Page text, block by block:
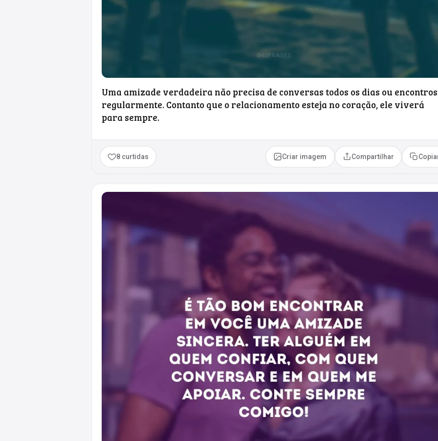
Uma amizade verdadeira não precisa de conversas todos os dias ou encontros
regularmente. Contanto que o relacionamento esteja no coração, ele viverá
para sempre.
8 curtidas Criar imagem Compartilhar